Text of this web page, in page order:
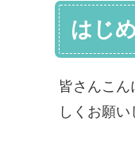
はじ
皆さんこ
しくお願い